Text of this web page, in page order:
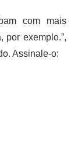
com mais
por exemplo.”,
Assinale-o: